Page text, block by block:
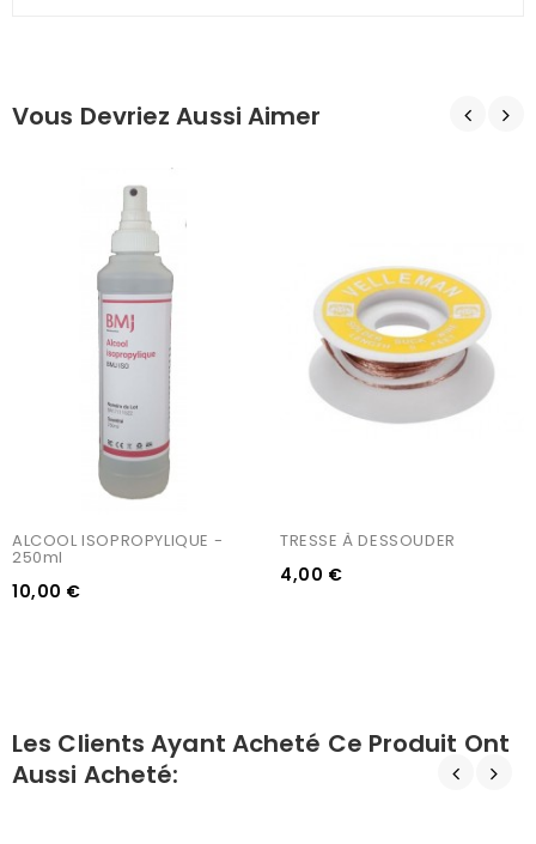
Vous Devriez Aussi Aimer
ALCOOL ISOPROPYLIQUE -
250ml
10,00 €
TRESSE À DESSOUDER
4,00 €
Les Clients Ayant Acheté Ce Produit Ont
Aussi Acheté: